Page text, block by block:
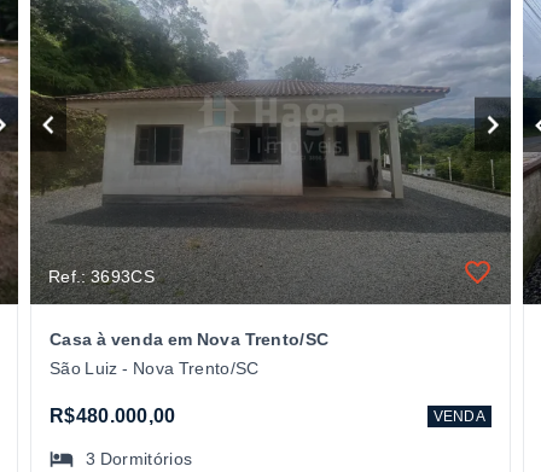
Ref.: 3693CS
Casa à venda em Nova Trento/SC
São Luiz - Nova Trento/SC
R$480.000,00 VENDA
3 Dormitórios